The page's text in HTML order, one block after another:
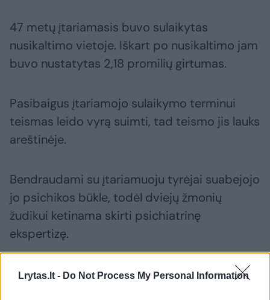
Lrytas.lt - Do Not Process My Personal Information
47 metų įtariamasis buvo sulaikytas
nusikaltimo vietoje. Iškart po nusikaltimo jam
buvo nustatytas 2,18 promilių girtumas.
Pasibaigus įtariamojo sulaikymo terminui
teismas leido vyrą suimti, tad teismo jis lauks
areštinėje.
Bendraudami su įtariamuoju tyrėjai suabejojo
jo psichikos būkle, todėl dviejų žmonių
žudikui ketinama skirti psichiatrinę
ekspertizę.
„Reikia patikrinti, ar jam viskas gerai. Dabar